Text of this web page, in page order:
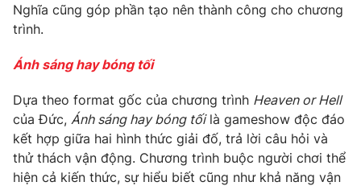
Cơ quan chủ quản:
Giấy phép hoạt động báo in và báo điện tử số 483/GP-BTTTT
Tổng Biên tập: Vũ Thanh Thủy
Phó Tổng Biên tập: Nguyễn Thị Mỹ Hạnh, Phạm Quốc Thắng,
Nguyễn Trọng Ninh
Tổng đài VTV: 024.38 355 931 - 024.38 355 932
Nghĩa cũng góp phần tạo nên thành công cho chương
trình.
Ánh sáng hay bóng tối
Dựa theo format gốc của chương trình Heaven or Hell
của Đức, Ánh sáng hay bóng tốilà gameshow độc đáo
kết hợp giữa hai hình thức giải đố, trả lời câu hỏi và
thử thách vận động. Chương trình buộc người chơi thể
hiện cả kiến thức, sự hiểu biết cũng như khả năng vận